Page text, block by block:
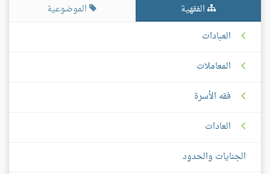
الفقهية
الموضوعية
العبادات
المعاملات
فقه الأسرة
العادات
الجنايات والحدود